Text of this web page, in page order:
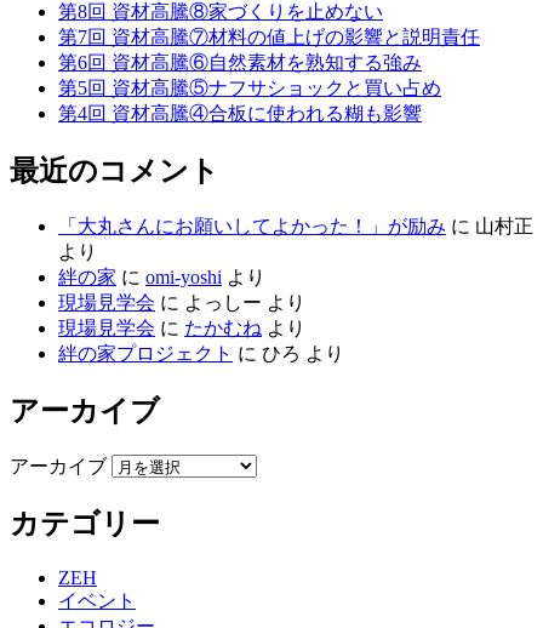
第8回 資材高騰⑧家づくりを止めない
第7回 資材高騰⑦材料の値上げの影響と説明責任
第6回 資材高騰⑥自然素材を熟知する強み
第5回 資材高騰⑤ナフサショックと買い占め
第4回 資材高騰④合板に使われる糊も影響
最近のコメント
「大丸さんにお願いしてよかった！」が励み に 山村正
より
絆の家 に omi-yoshi より
現場見学会 に よっしー より
現場見学会 に たかむね より
絆の家プロジェクト に ひろ より
アーカイブ
アーカイブ
カテゴリー
ZEH
イベント